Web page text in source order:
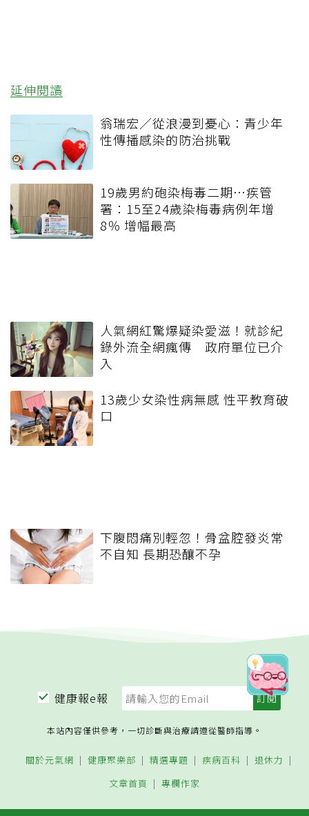
延伸閱讀
翁瑞宏／從浪漫到憂心：青少年
性傳播感染的防治挑戰
19歲男約砲染梅毒二期…疾管
署：15至24歲染梅毒病例年增
8％ 增幅最高
人氣網紅驚爆疑染愛滋！就診紀
錄外流全網瘋傳 政府單位已介
入
13歲少女染性病無感 性平教育破
口
下腹悶痛別輕忽！骨盆腔發炎常
不自知 長期恐釀不孕
健康報e報
本站內容僅供參考，一切診斷與治療請遵從醫師指導。
關於元氣網 健康聚樂部 精選專題 疾病百科
退休力
文章首頁
專欄作家